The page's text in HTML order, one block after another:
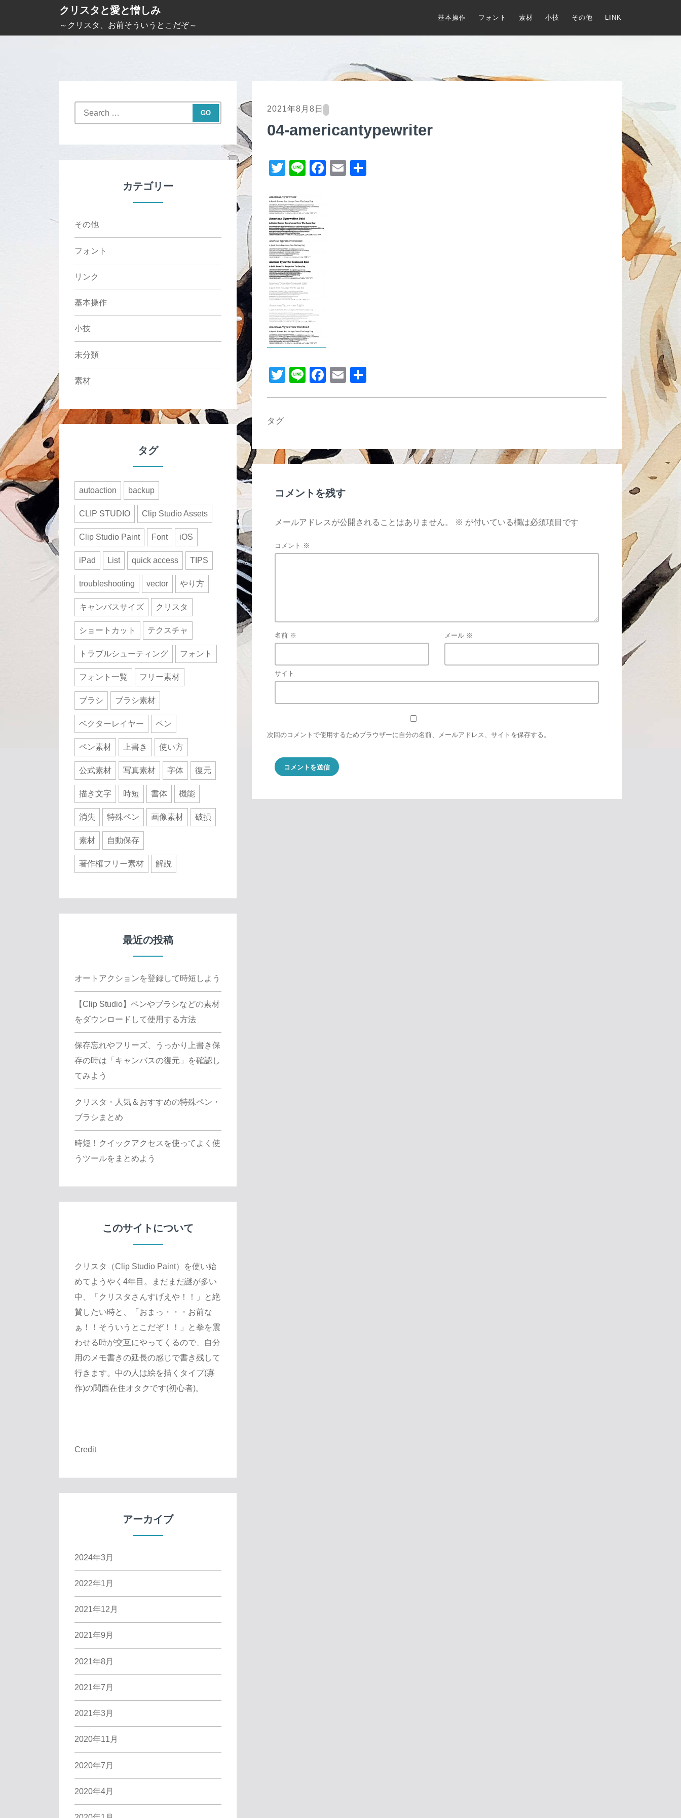
i
クリスタと愛と憎しみ
～クリスタ、お前そういうとこだぞ～
基本操作 フォント 素材 小技 その他 LINK
2021年8月8日
04-americantypewriter
T
tt
er
Li
e
F
E
T
Li
F
o
k
E
タグ
コメントを残す
メールアドレスが公開されることはありません。 ※ が付いている欄は必須項目です
コメント ※
名前 ※ メール ※
サイト
次回のコメントで使用するためブラウザーに自分の名前、メールアドレス、サイトを保存する。
カテゴリー
その他
フォント
リンク
基本操作
小技
未分類
素材
タグ
autoaction backup
CLIP STUDIO Clip Studio Assets
Clip Studio Paint Font iOS
iPad List quick access TIPS
troubleshooting vector やり方
キャンバスサイズ クリスタ
ショートカット テクスチャ
トラブルシューティング フォント
フォント一覧 フリー素材
ブラシ ブラシ素材
ベクターレイヤー ペン
ペン素材 上書き 使い方
公式素材 写真素材 字体 復元
描き文字 時短 書体 機能
消失 特殊ペン 画像素材 破損
素材 自動保存
著作権フリー素材 解説
最近の投稿
オートアクションを登録して時短しよう
【Clip Studio】ペンやブラシなどの素材
をダウンロードして使用する方法
保存忘れやフリーズ、うっかり上書き保
存の時は「キャンバスの復元」を確認し
てみよう
クリスタ・人気＆おすすめの特殊ペン・
ブラシまとめ
時短！クイックアクセスを使ってよく使
うツールをまとめよう
このサイトについて
クリスタ（Clip Studio Paint）を使い始
めてようやく4年目。まだまだ謎が多い
中、「クリスタさんすげえや！！」と絶
賛したい時と、「おまっ・・・お前な
ぁ！！そういうとこだぞ！！」と拳を震
わせる時が交互にやってくるので、自分
用のメモ書きの延長の感じで書き残して
行きます。中の人は絵を描くタイプ(寡
作)の関西在住オタクです(初心者)。
Credit
アーカイブ
2024年3月
2022年1月
2021年12月
2021年9月
2021年8月
2021年7月
2021年3月
2020年11月
2020年7月
2020年4月